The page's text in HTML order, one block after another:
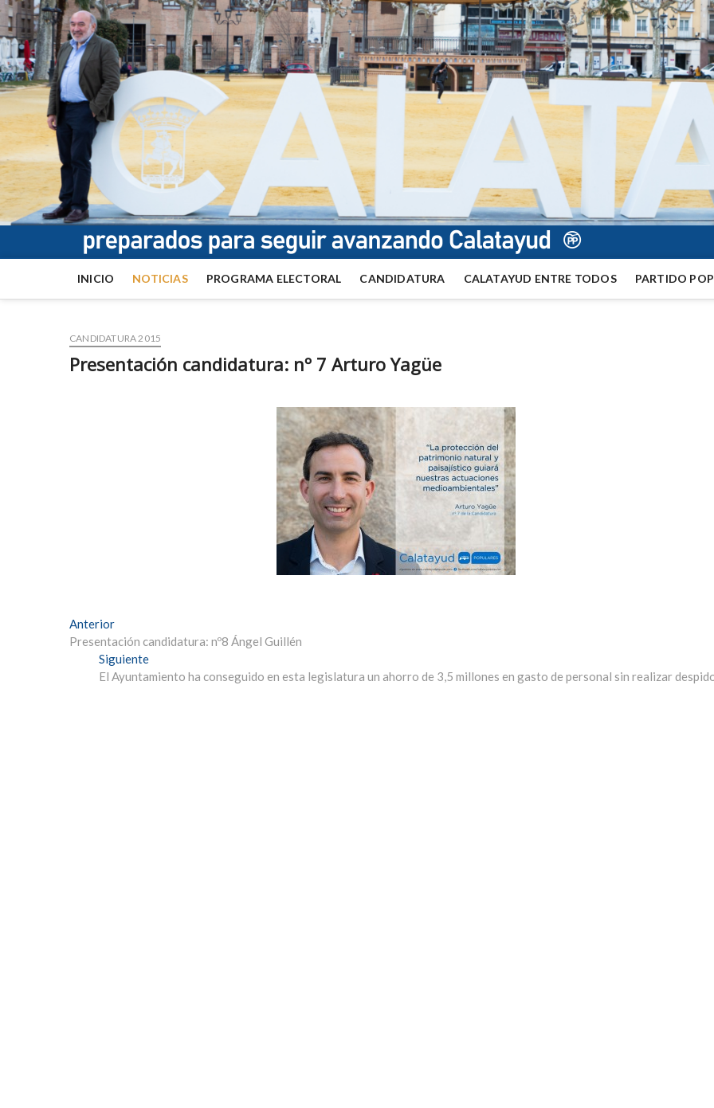
INICIO NOTICIAS PROGRAMA ELECTORAL CANDIDATURA CALATAYUD ENTRE TODOS PARTIDO
CANDIDATURA 2015
Presentación candidatura: nº 7 Arturo Yagüe
Navegación
de
entradas
AnteriorEntrada
anterior:
Presentación candidatura: nº8 Ángel Guillén
SiguienteEntrada
siguiente:
El Ayuntamiento ha conseguido en esta legislatura un ahorro de 3,5 millones en gasto de personal sin realizar